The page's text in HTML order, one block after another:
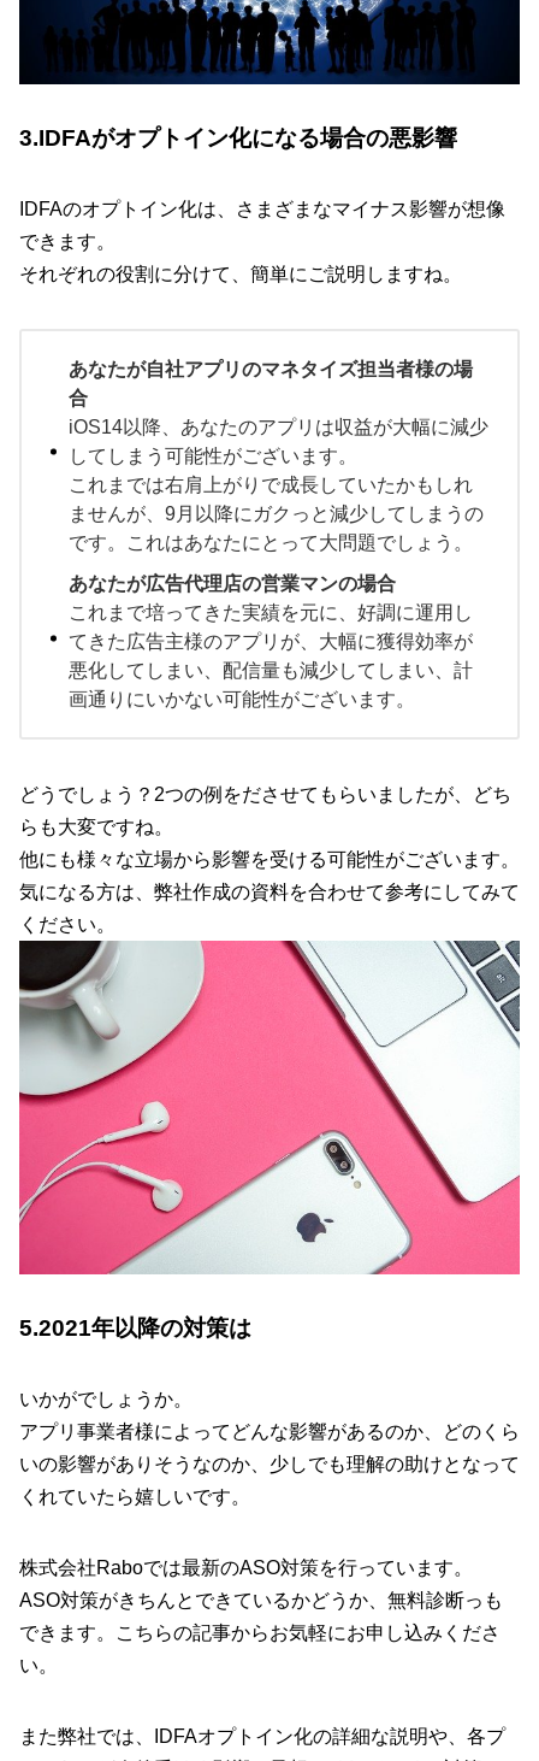
3.IDFAがオプトイン化になる場合の悪影響
IDFAのオプトイン化は、さまざまなマイナス影響が想像
できます。
それぞれの役割に分けて、簡単にご説明しますね。
あなたが自社アプリのマネタイズ担当者様の場
合
iOS14以降、あなたのアプリは収益が大幅に減少
してしまう可能性がございます。
これまでは右肩上がりで成長していたかもしれ
ませんが、9月以降にガクっと減少してしまうの
です。これはあなたにとって大問題でしょう。
あなたが広告代理店の営業マンの場合
これまで培ってきた実績を元に、好調に運用し
てきた広告主様のアプリが、大幅に獲得効率が
悪化してしまい、配信量も減少してしまい、計
画通りにいかない可能性がございます。
どうでしょう？2つの例をださせてもらいましたが、どち
らも大変ですね。
他にも様々な立場から影響を受ける可能性がございます。
気になる方は、弊社作成の資料を合わせて参考にしてみて
ください。
5.2021年以降の対策は
いかがでしょうか。
アプリ事業者様によってどんな影響があるのか、どのくら
いの影響がありそうなのか、少しでも理解の助けとなって
くれていたら嬉しいです。
株式会社Raboでは最新のASO対策を行っています。
ASO対策がきちんとできているかどうか、無料診断っも
できます。
こちらの記事からお気軽にお申し込みくださ
い。
また弊社では、 IDFAオプトイン化の詳細な説明や、各プ